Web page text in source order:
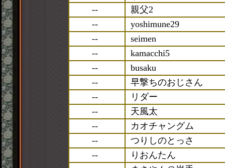
--
親父2
--
yoshimune29
--
seimen
--
kamacchi5
--
busaku
--
早撃ちのおじさん
--
リダー
--
天風太
--
カオチャングム
--
つりしのとっさ
--
りおんたん